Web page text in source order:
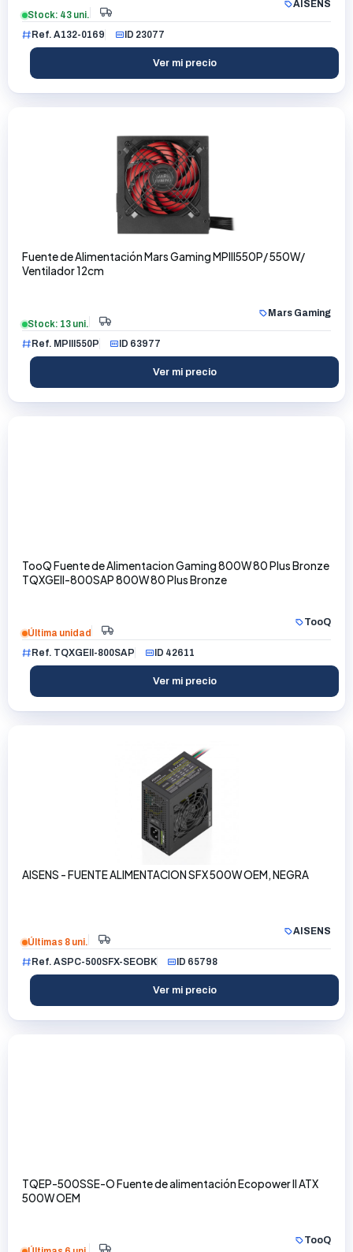
AISENS
Stock: 43 uni.
Ref. A132-0169
ID 23077
Ver mi precio
Fuente de Alimentación Mars Gaming MPIII550P/ 550W/
Ventilador 12cm
Mars Gaming
Stock: 13 uni.
Ref. MPIII550P
ID 63977
Ver mi precio
TooQ Fuente de Alimentacion Gaming 800W 80 Plus Bronze
TQXGEII-800SAP 800W 80 Plus Bronze
TooQ
Última unidad
Ref. TQXGEII-800SAP
ID 42611
Ver mi precio
AISENS - FUENTE ALIMENTACION SFX 500W OEM, NEGRA
AISENS
Últimas 8 uni.
Ref. ASPC-500SFX-SEOBK
ID 65798
Ver mi precio
TQEP-500SSE-O Fuente de alimentación Ecopower II ATX
500W OEM
TooQ